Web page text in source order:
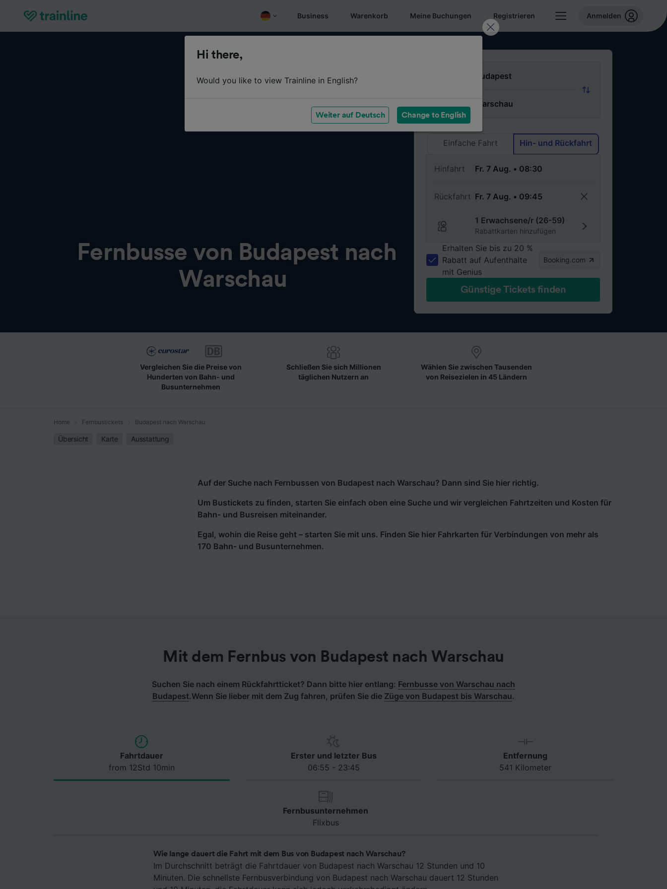
Business Warenkorb Meine Buchungen Registrieren Anmelden
Fernbusse von Budapest nach
Warschau
Via
Einfache Fahrt
Hin- und Rückfahrt
Hinfahrt
Rückfahrt
1 Erwachsene/r (26-59)
Rabattkarten hinzufügen
Erhalten Sie bis zu 20 %
Rabatt auf Aufenthalte
mit Genius
Booking.com
Günstige Tickets finden
Vergleichen Sie die Preise von
Hunderten von Bahn- und
Busunternehmen
Schließen Sie sich Millionen
täglichen Nutzern an
Wählen Sie zwischen Tausenden
von Reisezielen in 45 Ländern
Home Fernbustickets Budapest nach Warschau
Übersicht Karte Ausstattung
Auf der Suche nach Fernbussen von Budapest nach Warschau? Dann sind Sie hier richtig.
Um Bustickets zu finden, starten Sie einfach oben eine Suche und wir vergleichen Fahrtzeiten und Kosten für
Bahn- und Busreisen miteinander.
Egal, wohin die Reise geht – starten Sie mit uns. Finden Sie hier Fahrkarten für Verbindungen von mehr als
170 Bahn- und Busunternehmen.
Mit dem Fernbus von Budapest nach Warschau
Suchen Sie nach einem Rückfahrtticket? Dann bitte hier entlang: Fernbusse von Warschau nach
Budapest.Wenn Sie lieber mit dem Zug fahren, prüfen Sie die Züge von Budapest bis Warschau.
Fahrtdauer
from 12Std 10min
Erster und letzter Bus
06:55 - 23:45
Entfernung
541 Kilometer
Fernbusunternehmen
Flixbus
Wie lange dauert die Fahrt mit dem Bus von Budapest nach Warschau?
Im Durchschnitt beträgt die Fahrtdauer von Budapest nach Warschau 12 Stunden und 10
Minuten. Die schnellste Fernbusverbindung von Budapest nach Warschau dauert 12 Stunden
Hi there,
Would you like to view Trainline in English?
Weiter auf Deutsch Change to English